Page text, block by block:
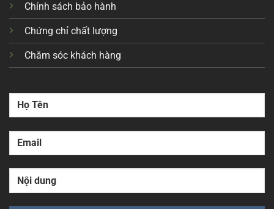
Chính sách bảo hành
Chứng chỉ chất lượng
Chăm sóc khách hàng